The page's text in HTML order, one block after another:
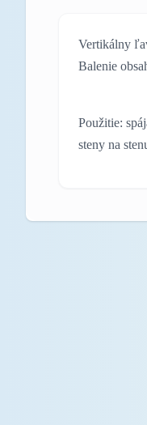
Vertikálny
Balenie
Použitie:
steny na